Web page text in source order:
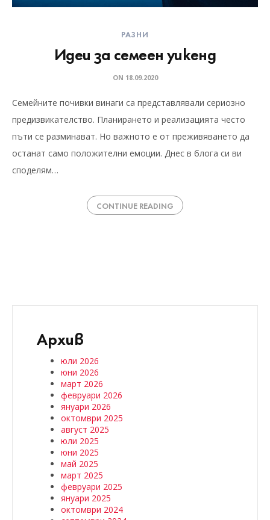
РАЗНИ
Идеи за семеен уикенд
ON 18.09.2020
Семейните почивки винаги са представлявали сериозно
предизвикателство. Планирането и реализацията често
пъти се разминават. Но важното е от преживяването да
останат само положителни емоции. Днес в блога си ви
споделям…
CONTINUE READING
Архив
юли 2026
юни 2026
март 2026
февруари 2026
януари 2026
октомври 2025
август 2025
юли 2025
юни 2025
май 2025
март 2025
февруари 2025
януари 2025
октомври 2024